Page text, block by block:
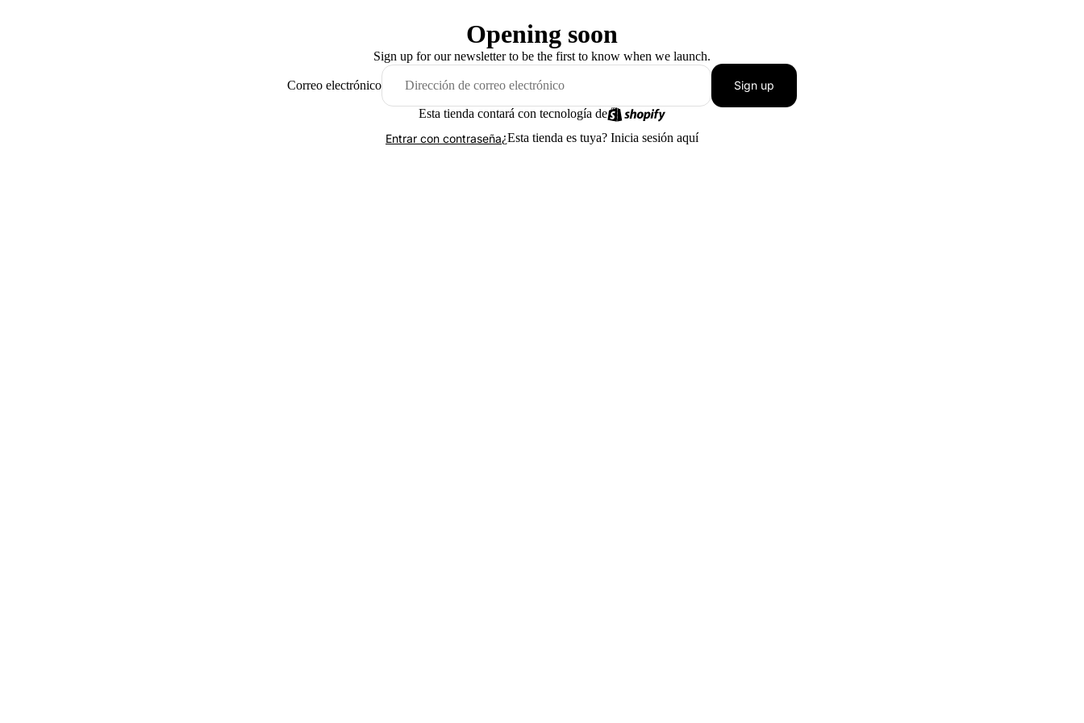
Opening soon
Sign up for our newsletter to be the first to know when we launch.
Correo electrónico Sign up
Esta tienda contará con tecnología de
Entrar con contraseña¿Esta tienda es tuya? Inicia sesión aquí